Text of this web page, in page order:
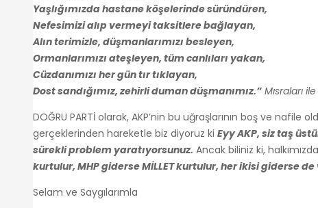
Yaşlığımızda hastane köşelerinde süründüren,
Nefesimizi alıp vermeyi taksitlere bağlayan,
Alın terimizle, düşmanlarımızı besleyen,
Ormanlarımızı ateşleyen, tüm canlıları yakan,
Cüzdanımızı her gün tır tıklayan,
Dost sandığımız, zehirli duman düşmanımız.”Mısraları
DOĞRU PARTİ olarak, AKP’nin bu uğraşlarının boş ve
gerçeklerinden hareketle biz diyoruz ki Eyy AKP, siz taş
sürekli problem yaratıyorsunuz. Ancak biliniz ki,
kurtulur, MHP giderse MİLLET kurtulur, her ikisi giderse
Selam ve Saygılarımla